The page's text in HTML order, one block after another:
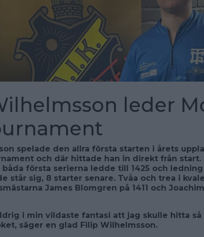
leder
spelade den allra första starten i årets
och där hittade han in direkt från start.
första serierna ledde till 1425 och
står sig, 8 starter senare. Tvåa och trea i
James Blomgren på 1411 och
i min vildaste fantasi att jag skulle hitta
säger en glad Filip Wilhelmsson.